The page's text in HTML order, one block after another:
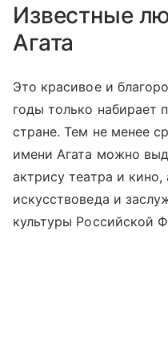
Известные
Агата
Это красивое и
годы только набирает
стране. Тем не менее
имени Агата можно
актрису театра и
искусствоведа и
культуры Российской